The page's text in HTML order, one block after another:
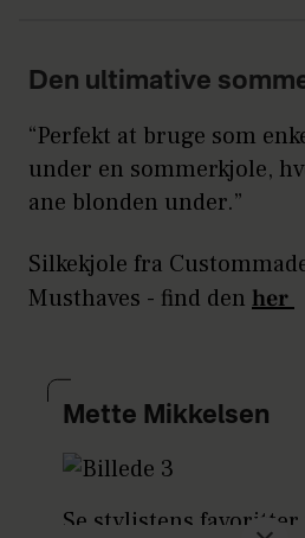
Den ultimative
“Perfekt at bruge som
under en sommerkjole,
ane blonden under.”
Silkekjole fra
Musthaves - find den her
Mette Mikkelsen
Se stylistens